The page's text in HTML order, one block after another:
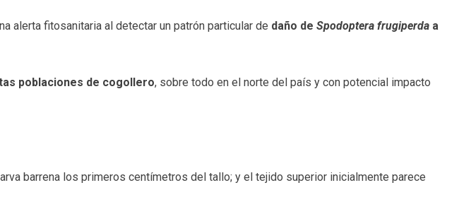
alerta fitosanitaria al detectar un patrón particular de daño de Spodoptera frugiperda a
poblaciones de cogollero, sobre todo en el norte del país y con potencial impacto
barrena los primeros centímetros del tallo; y el tejido superior inicialmente parece